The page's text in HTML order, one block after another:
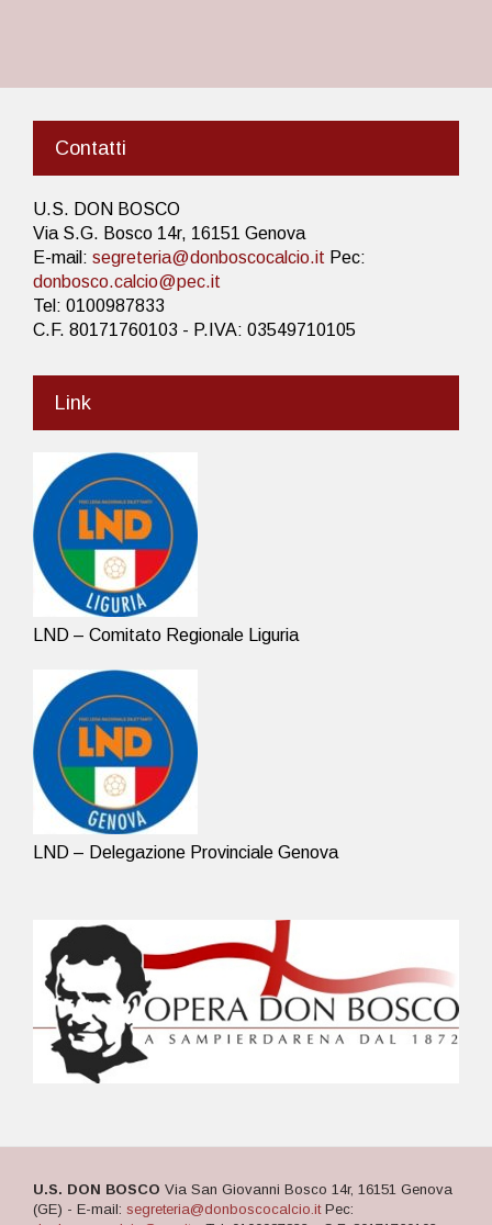
Contatti
U.S. DON BOSCO
Via S.G. Bosco 14r, 16151 Genova
E-mail: segreteria@donboscocalcio.it Pec:
donbosco.calcio@pec.it
Tel: 0100987833
C.F. 80171760103 - P.IVA: 03549710105
Link
LND – Comitato Regionale Liguria
LND – Delegazione Provinciale Genova
U.S. DON BOSCO Via San Giovanni Bosco 14r, 16151 Genova
(GE) - E-mail: segreteria@donboscocalcio.itPec: